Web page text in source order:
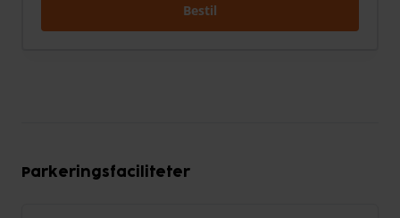
Bestil
Parkeringsfaciliteter